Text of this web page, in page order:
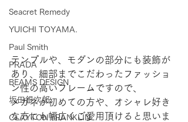
Seacret Remedy
YUICHI TOYAMA.
Paul Smith
PRADA
BEAMS DESIGN
坂田銀次郎
CLAYTON FRANKLIN
テンプルや、モダンの部分にも装飾が
あり、細部までこだわったファッショ
ン性の高いフレームですので、
メガネが初めての方や、オシャレ好き
な方にも幅広くご愛用頂けると思いま